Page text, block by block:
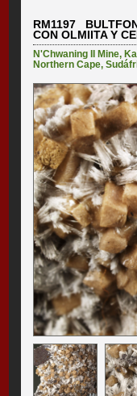
RM1197
CON OLMIITA Y
N'Chwaning II Mine,
Northern Cape,